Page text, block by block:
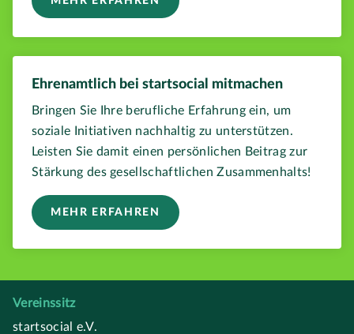
Ehrenamtlich bei startsocial mitmachen
Bringen Sie Ihre berufliche Erfahrung ein, um
soziale Initiativen nachhaltig zu unterstützen.
Leisten Sie damit einen persönlichen Beitrag zur
Stärkung des gesellschaftlichen Zusammenhalts!
MEHR ERFAHREN
Vereinssitz
startsocial e.V.